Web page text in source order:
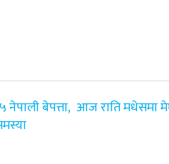
बेपत्ता, आज राति मधेसमा